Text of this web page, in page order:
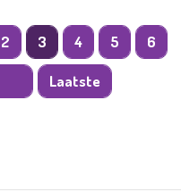
2 3 4 5 6
Laatste